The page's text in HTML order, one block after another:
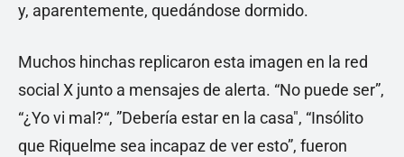
y, aparentemente, quedándose dormido.
Muchos hinchas replicaron esta imagen en la red
social X junto a mensajes de alerta. “No puede ser”,
“¿Yo vi mal?“, ”Debería estar en la casa", “Insólito
que Riquelme sea incapaz de ver esto”, fueron